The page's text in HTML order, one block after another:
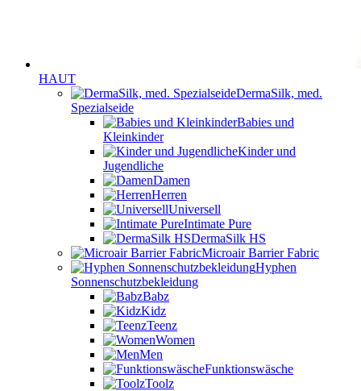
HAUT
DermaSilk, med.
Spezialseide
Babies und
Kleinkinder
Kinder und
Jugendliche
Damen
Herren
Universell
Intimate Pure
DermaSilk HS
Microair Barrier Fabric
Hyphen
Sonnenschutzbekleidung
Babz
Kidz
Teenz
Women
Men
Funktionswäsche
Toolz